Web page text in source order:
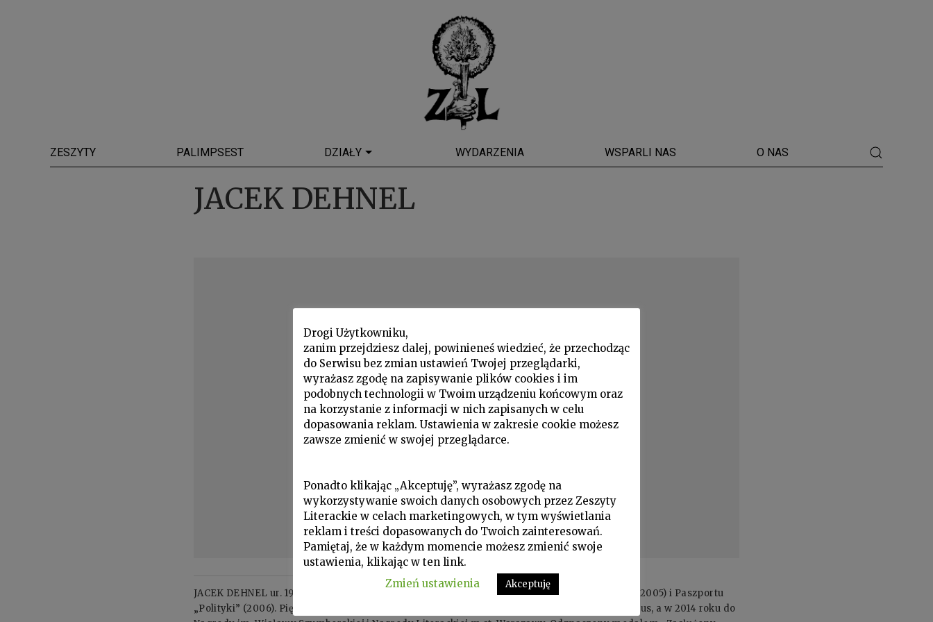
ZESZYTY PALIMPSEST DZIAŁY WYDARZENIA WSPARLI NAS O NAS
JACEK DEHNEL
JACEK DEHNEL ur. 1980. Poeta, prozaik, tłumacz. Laureat Nagrody Fundacji im. Kościelskich (2005) i Paszportu
„Polityki” (2006). Pięciokrotnie nominowany do Nagrody Nike, dwukrotnie do Nagrody Angelus, a w 2014 roku do
Drogi Użytkowniku,
zanim przejdziesz dalej, powinieneś wiedzieć, że przechodząc
do Serwisu bez zmian ustawień Twojej przeglądarki,
wyrażasz zgodę na zapisywanie plików cookies i im
podobnych technologii w Twoim urządzeniu końcowym oraz
na korzystanie z informacji w nich zapisanych w celu
dopasowania reklam. Ustawienia w zakresie cookie możesz
zawsze zmienić w swojej przeglądarce.
Ponadto klikając „Akceptuję”, wyrażasz zgodę na
wykorzystywanie swoich danych osobowych przez Zeszyty
Literackie w celach marketingowych, w tym wyświetlania
reklam i treści dopasowanych do Twoich zainteresowań.
Pamiętaj, że w każdym momencie możesz zmienić swoje
ustawienia, klikając w ten link.
Zmień ustawienia
Akceptuję